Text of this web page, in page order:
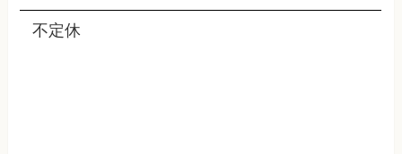
不定休